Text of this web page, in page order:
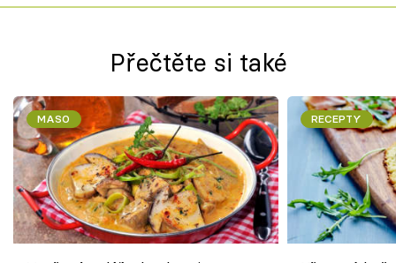
Přečtěte si také
MASO RECEPTY